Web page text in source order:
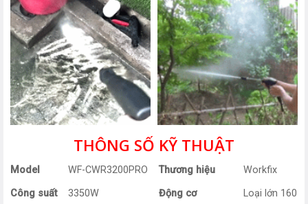
THÔNG SỐ KỸ THUẬT
Model WF-CWR3200PRO Thương hiệu
Workfix
Công suất
3350W Động cơ
Loại lớn 160